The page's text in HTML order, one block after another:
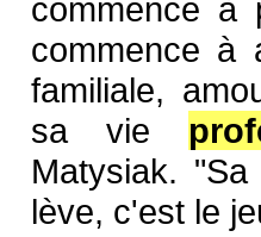
commence à
commence à
familiale,
sa vie
Matysiak.
lève, c'est le